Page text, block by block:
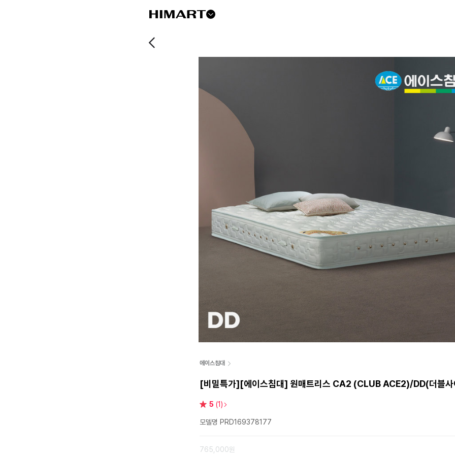
에이스침대
[비밀특가][에이스침대] 원매트리스 CA2 (CLUB ACE2)/DD(더블
별 5 (1)
모델명 PRD169378177
765,000원